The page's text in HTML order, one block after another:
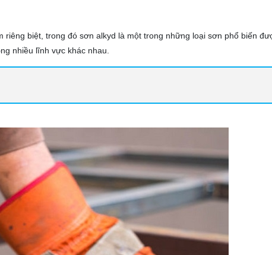
biệt, trong đó sơn alkyd là một trong những loại sơn phổ biến
nhiều lĩnh vực khác nhau.